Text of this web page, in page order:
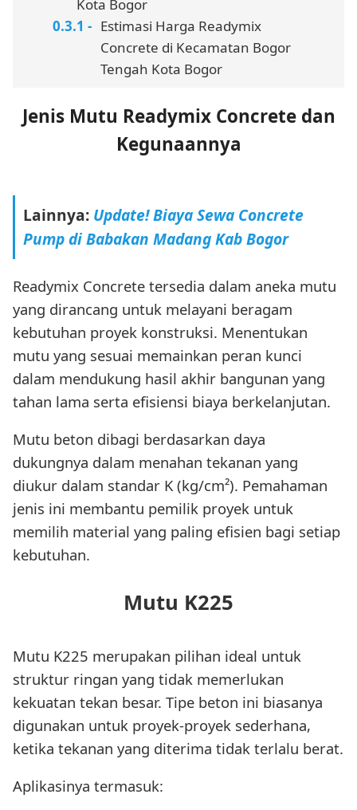
Kota Bogor
Estimasi Harga Readymix
Concrete di Kecamatan Bogor
Tengah Kota Bogor
Jenis Mutu Readymix Concrete dan
Kegunaannya
Lainnya: Update! Biaya Sewa Concrete
Pump di Babakan Madang Kab Bogor
Readymix Concrete tersedia dalam aneka mutu
yang dirancang untuk melayani beragam
kebutuhan proyek konstruksi. Menentukan
mutu yang sesuai memainkan peran kunci
dalam mendukung hasil akhir bangunan yang
tahan lama serta efisiensi biaya berkelanjutan.
Mutu beton dibagi berdasarkan daya
dukungnya dalam menahan tekanan yang
diukur dalam standar K (kg/cm²). Pemahaman
jenis ini membantu pemilik proyek untuk
memilih material yang paling efisien bagi setiap
kebutuhan.
Mutu K225
Mutu K225 merupakan pilihan ideal untuk
struktur ringan yang tidak memerlukan
kekuatan tekan besar. Tipe beton ini biasanya
digunakan untuk proyek-proyek sederhana,
ketika tekanan yang diterima tidak terlalu berat.
Aplikasinya termasuk: